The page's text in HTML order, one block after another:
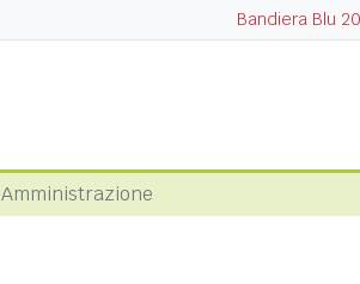
Bandiera Blu
Amministrazione